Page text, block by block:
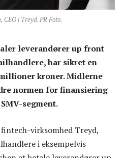
CEO i Treyd. PR Foto.
leverandører up front
har sikret en
kroner. Midlerne
normen for finansiering
segment.
virksomhed Treyd,
i eksempelvis